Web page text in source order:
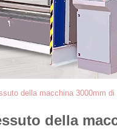
della macchina 3000mm
della